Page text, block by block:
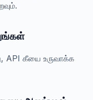
API கீயை உருவாக்க